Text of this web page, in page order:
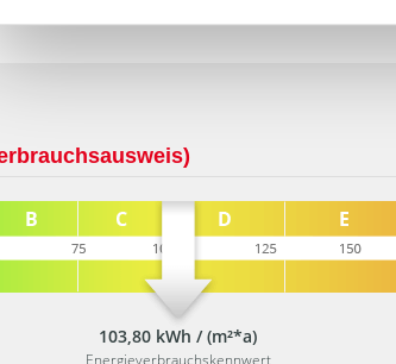
103,80 kWh / (m²*a)
Energieverbrauchskennwert